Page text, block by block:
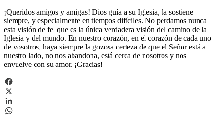
¡Queridos amigos y amigas! Dios guía a su Iglesia, la sostiene
siempre, y especialmente en tiempos difíciles. No perdamos nunca
esta visión de fe, que es la única verdadera visión del camino de la
Iglesia y del mundo. En nuestro corazón, en el corazón de cada uno
de vosotros, haya siempre la gozosa certeza de que el Señor está a
nuestro lado, no nos abandona, está cerca de nosotros y nos
envuelve con su amor. ¡Gracias!
Facebook
X
LinkedIn